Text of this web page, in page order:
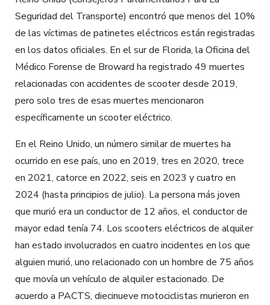
Seguridad del Transporte) encontró que menos del 10%
de las víctimas de patinetes eléctricos están registradas
en los datos oficiales. En el sur de Florida, la Oficina del
Médico Forense de Broward ha registrado 49 muertes
relacionadas con accidentes de scooter desde 2019,
pero solo tres de esas muertes mencionaron
específicamente un scooter eléctrico.
En el Reino Unido, un número similar de muertes ha
ocurrido en ese país, uno en 2019, tres en 2020, trece
en 2021, catorce en 2022, seis en 2023 y cuatro en
2024 (hasta principios de julio). La persona más joven
que murió era un conductor de 12 años, el conductor de
mayor edad tenía 74. Los scooters eléctricos de alquiler
han estado involucrados en cuatro incidentes en los que
alguien murió, uno relacionado con un hombre de 75 años
que movía un vehículo de alquiler estacionado. De
acuerdo a PACTS, diecinueve motociclistas murieron en